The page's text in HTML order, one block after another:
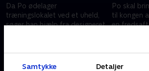
Samtykke Detaljer
Da Po ødelager
træningslokalet ved et uheld,
søger han hjælp fra designeret
Po skal
til kongen
en
1. januar